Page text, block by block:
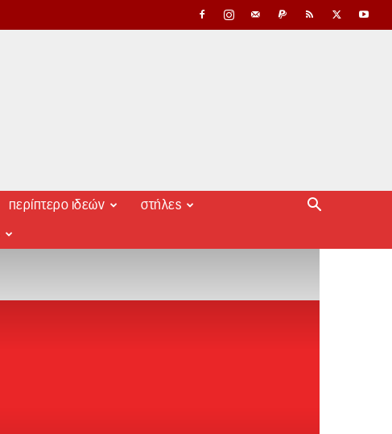
περίπτερο ιδεών στήλες